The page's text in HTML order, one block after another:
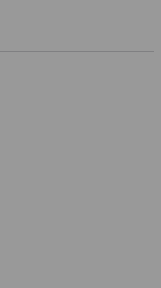
und Österreich.
ist nicht möglich.
für dieses Produkt